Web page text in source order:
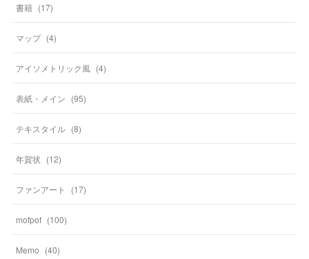
書籍 (17)
マップ (4)
アイソメトリック風 (4)
表紙・メイン (95)
テキスタイル (8)
年賀状 (12)
ファンアート (17)
mofpof (100)
Memo (40)